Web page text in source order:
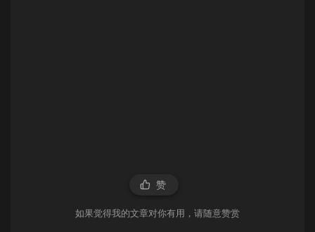
赞
如果觉得我的文章对你有用，请随意赞赏